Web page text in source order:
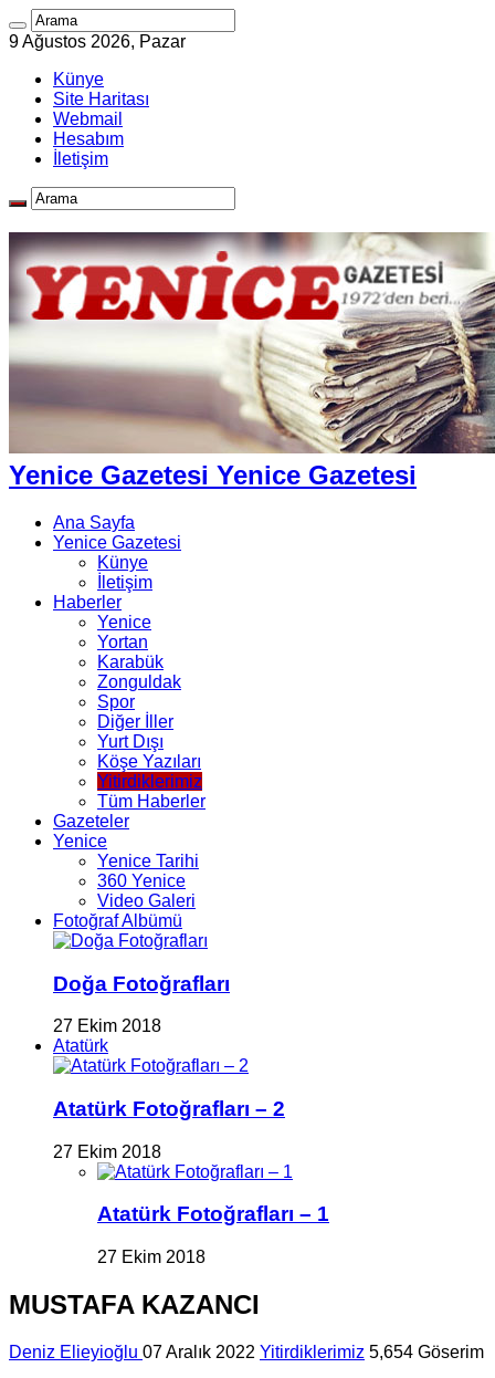
9 Ağustos 2026, Pazar
Künye
Site Haritası
Webmail
Hesabım
İletişim
Yenice Gazetesi Yenice Gazetesi
Ana Sayfa
Yenice Gazetesi
Künye
İletişim
Haberler
Yenice
Yortan
Karabük
Zonguldak
Spor
Diğer İller
Yurt Dışı
Köşe Yazıları
Yitirdiklerimiz
Tüm Haberler
Gazeteler
Yenice
Yenice Tarihi
360 Yenice
Video Galeri
Fotoğraf Albümü
Doğa Fotoğrafları
27 Ekim 2018
Atatürk
Atatürk Fotoğrafları – 2
27 Ekim 2018
Atatürk Fotoğrafları – 1
27 Ekim 2018
MUSTAFA KAZANCI
Deniz Elieyioğlu 07 Aralık 2022 Yitirdiklerimiz 5,654 Göserim